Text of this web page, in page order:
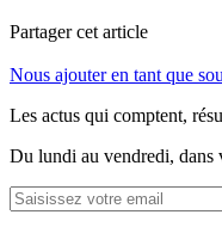
Partager cet article
Nous ajouter en tant que
Les actus qui comptent,
Du lundi au vendredi, dans